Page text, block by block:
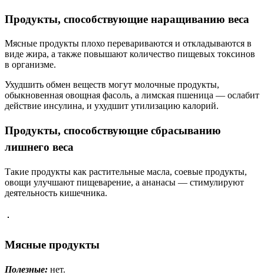
Продукты, способствующие наращиванию веса
Мясные продукты плохо перевариваются и откладываются в
виде жира, а также повышают количество пищевых токсинов
в организме.
Ухудшить обмен веществ могут молочные продукты,
обыкновенная овощная фасоль, а лимская пшеница — ослабит
действие инсулина, и ухудшит утилизацию калорий.
Продукты, способствующие сбрасыванию
лишнего веса
Такие продукты как растительные масла, соевые продукты,
овощи улучшают пищеварение, а ананасы — стимулируют
деятельность кишечника.
Мясные продукты
Полезные: нет.